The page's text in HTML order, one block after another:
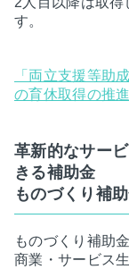
す。
「両立支援等助
の育休取得の推
革新的なサー
きる補助金
ものづくり補
ものづくり補助
商業・サービス